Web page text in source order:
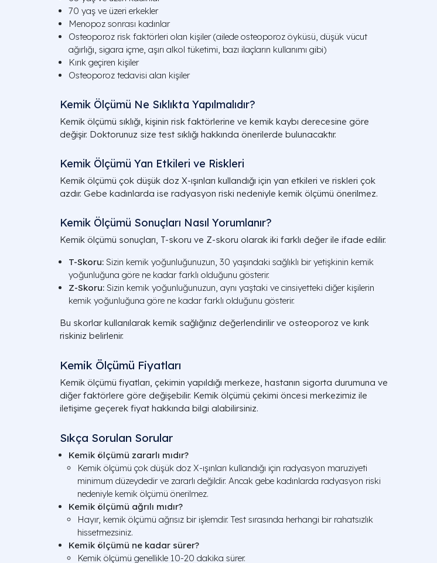
70 yaş ve üzeri erkekler
Menopoz sonrası kadınlar
Osteoporoz risk faktörleri olan kişiler (ailede osteoporoz öyküsü, düşük vücut
ağırlığı, sigara içme, aşırı alkol tüketimi, bazı ilaçların kullanımı gibi)
Kırık geçiren kişiler
Osteoporoz tedavisi alan kişiler
Kemik Ölçümü Ne Sıklıkta Yapılmalıdır?
Kemik ölçümü sıklığı, kişinin risk faktörlerine ve kemik kaybı derecesine göre
değişir. Doktorunuz size test sıklığı hakkında önerilerde bulunacaktır.
Kemik Ölçümü Yan Etkileri ve Riskleri
Kemik ölçümü çok düşük doz X-ışınları kullandığı için yan etkileri ve riskleri çok
azdır. Gebe kadınlarda ise radyasyon riski nedeniyle kemik ölçümü önerilmez.
Kemik Ölçümü Sonuçları Nasıl Yorumlanır?
Kemik ölçümü sonuçları, T-skoru ve Z-skoru olarak iki farklı değer ile ifade edilir.
T-Skoru: Sizin kemik yoğunluğunuzun, 30 yaşındaki sağlıklı bir yetişkinin kemik
yoğunluğuna göre ne kadar farklı olduğunu gösterir.
Z-Skoru: Sizin kemik yoğunluğunuzun, aynı yaştaki ve cinsiyetteki diğer kişilerin
kemik yoğunluğuna göre ne kadar farklı olduğunu gösterir.
Bu skorlar kullanılarak kemik sağlığınız değerlendirilir ve osteoporoz ve kırık
riskiniz belirlenir.
Kemik Ölçümü Fiyatları
Kemik ölçümü fiyatları, çekimin yapıldığı merkeze, hastanın sigorta durumuna ve
diğer faktörlere göre değişebilir. Kemik ölçümü çekimi öncesi merkezimiz ile
iletişime geçerek fiyat hakkında bilgi alabilirsiniz.
Sıkça Sorulan Sorular
Kemik ölçümü zararlı mıdır?
Kemik ölçümü çok düşük doz X-ışınları kullandığı için radyasyon maruziyeti
minimum düzeydedir ve zararlı değildir. Ancak gebe kadınlarda radyasyon riski
nedeniyle kemik ölçümü önerilmez.
Kemik ölçümü ağrılı mıdır?
Hayır, kemik ölçümü ağrısız bir işlemdir. Test sırasında herhangi bir rahatsızlık
hissetmezsiniz.
Kemik ölçümü ne kadar sürer?
Kemik ölçümü genellikle 10-20 dakika sürer.